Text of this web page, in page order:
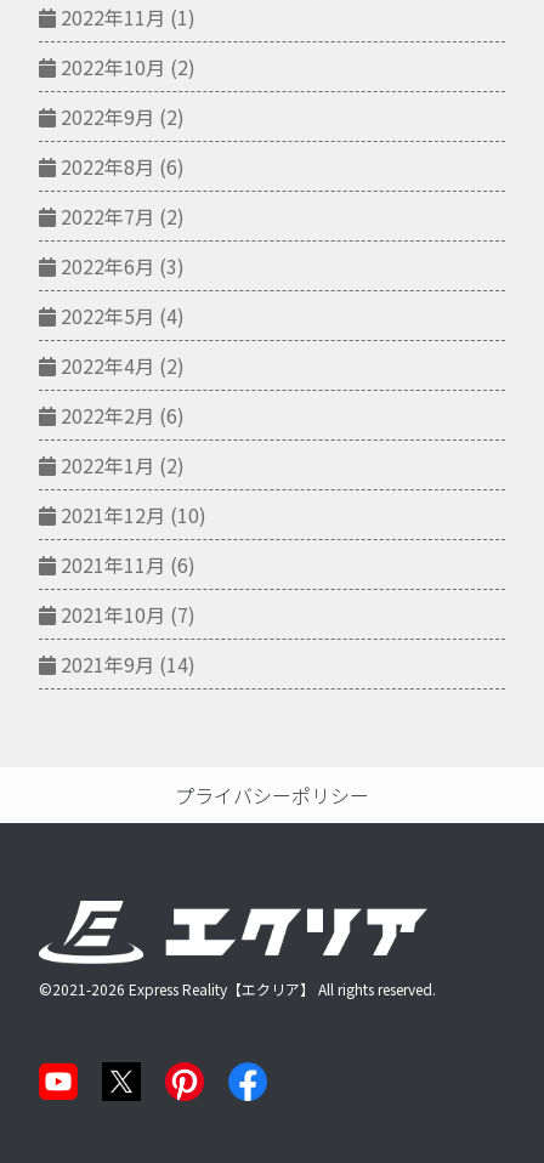
2022年11月 (1)
2022年10月 (2)
2022年9月 (2)
2022年8月 (6)
2022年7月 (2)
2022年6月 (3)
2022年5月 (4)
2022年4月 (2)
2022年2月 (6)
2022年1月 (2)
2021年12月 (10)
2021年11月 (6)
2021年10月 (7)
2021年9月 (14)
プライバシーポリシー
©2021-2026 Express Reality【エクリア】 All rights reserved.